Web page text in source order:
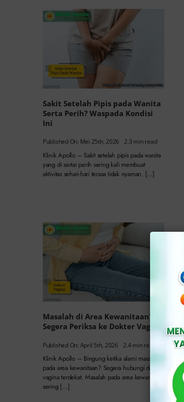
Sakit Setelah Pipis pada Wanita
Serta Perih? Waspada Kondisi
Ini
Published On: Mei 25th, 2026 2.3 min read
Klinik Apollo – Sakit setelah pipis pada wanita
yang di sertai perih sering kali membuat
aktivitas sehari-hari terasa tidak nyaman. […]
Masalah di Area Kewanitaan?
Segera Periksa ke Dokter Vagina
Published On: April 5th, 2026 2.4 min read
Klinik Apollo – Bingung ketika alami masalah
pada area kewanitaan? Segera hubungi dokter
vagina terdekat. Masalah pada area kewanitaan
sering […]